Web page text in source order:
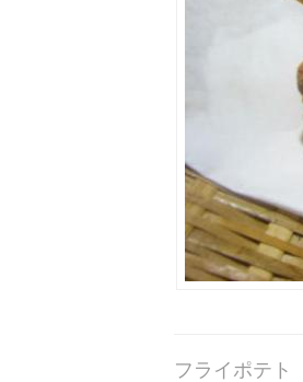
フライポテト